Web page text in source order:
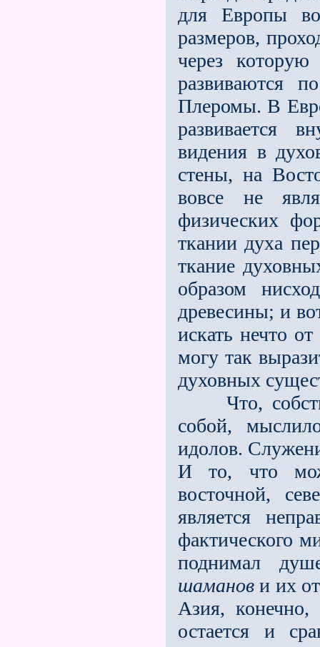
для Европы
размеров,
через
развиваются
Плеромы. В
развивается
видения в
стены, на
вовсе не
физических
ткании духа
ткание
образом
древесины; и
искать нечто
могу так
духовных
Что,
собой,
идолов.
И то, что
восточной,
является
фактического
поднимал
шаманов и их
Азия, конечно,
остаeтся и